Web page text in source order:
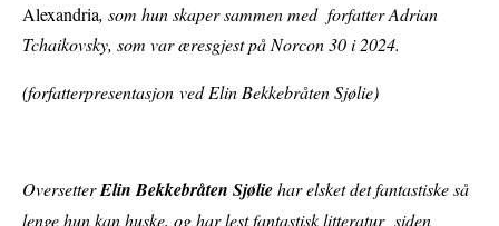
Alexandria, som hun skaper sammen med forfatter Adrian
Tchaikovsky, som var æresgjest på Norcon 30 i 2024.
(forfatterpresentasjon vedElin Bekkebråten Sjølie)
OversetterElin Bekkebråten Sjøliehar elsket det fantastiske så
lenge hun kan huske, og har lest fantastisk litteratur siden